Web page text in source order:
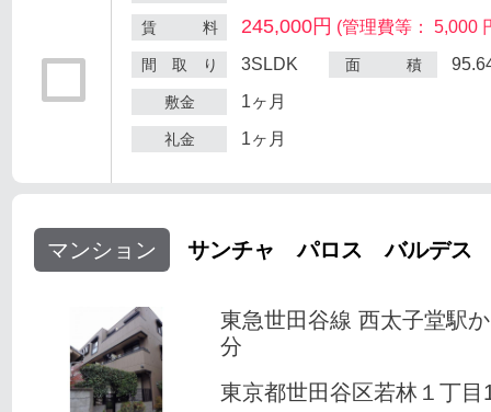
賃 料 245,000円 (管理費等： 5,000
間 取 り 3SLDK 面 積
敷金 1ヶ月
礼金 1ヶ月
マンション サンチャ パロス バルデス
東急世田谷線 西太子堂駅
分
東京都世田谷区若林１丁目